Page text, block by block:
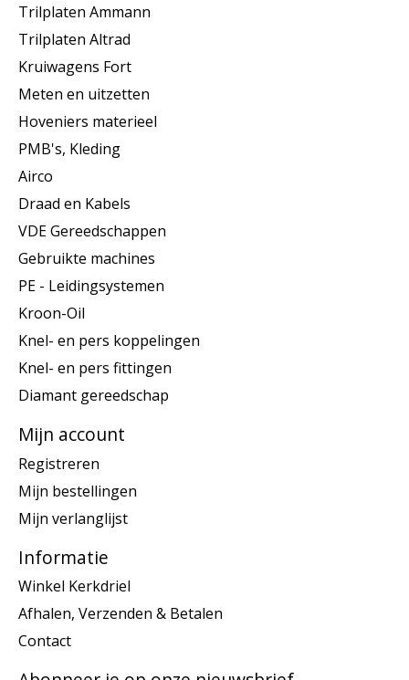
Trilplaten Ammann
Trilplaten Altrad
Kruiwagens Fort
Meten en uitzetten
Hoveniers materieel
PMB's, Kleding
Airco
Draad en Kabels
VDE Gereedschappen
Gebruikte machines
PE - Leidingsystemen
Kroon-Oil
Knel- en pers koppelingen
Knel- en pers fittingen
Diamant gereedschap
Mijn account
Registreren
Mijn bestellingen
Mijn verlanglijst
Informatie
Winkel Kerkdriel
Afhalen, Verzenden & Betalen
Contact